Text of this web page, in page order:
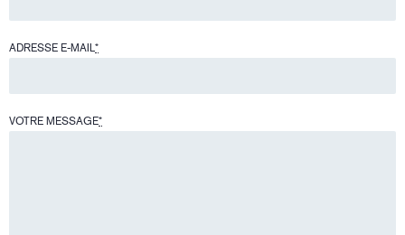
ADRESSE E-MAIL*
VOTRE MESSAGE*